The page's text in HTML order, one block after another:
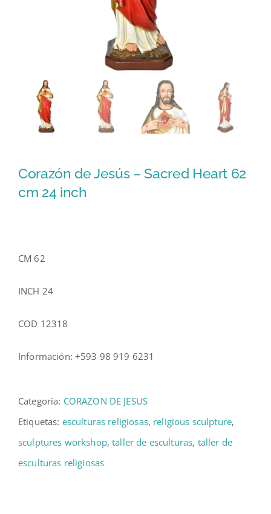
Corazón de Jesús – Sacred Heart 62
cm 24 inch
CM 62
INCH 24
COD 12318
Información: +593 98 919 6231
Categoría: CORAZON DE JESUS
Etiquetas: esculturas religiosas, religious sculpture,
sculptures workshop,taller de esculturas, taller de
esculturas religiosas